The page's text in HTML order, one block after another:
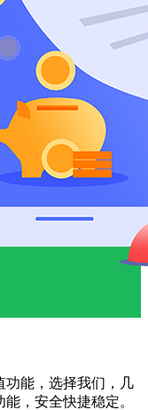
功能，选择我们，几
，安全快捷稳定。